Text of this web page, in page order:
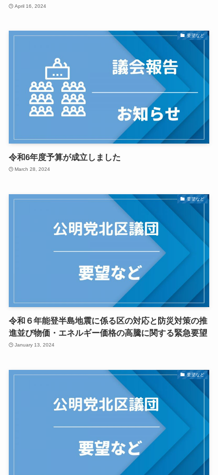
April 16, 2024
要望など
令和6年度予算が成立しました
March 28, 2024
要望など
令和６年能登半島地震に係る区の対応と防災対策の推
進並び物価・エネルギー価格の高騰に関する緊急要望
January 13, 2024
要望など